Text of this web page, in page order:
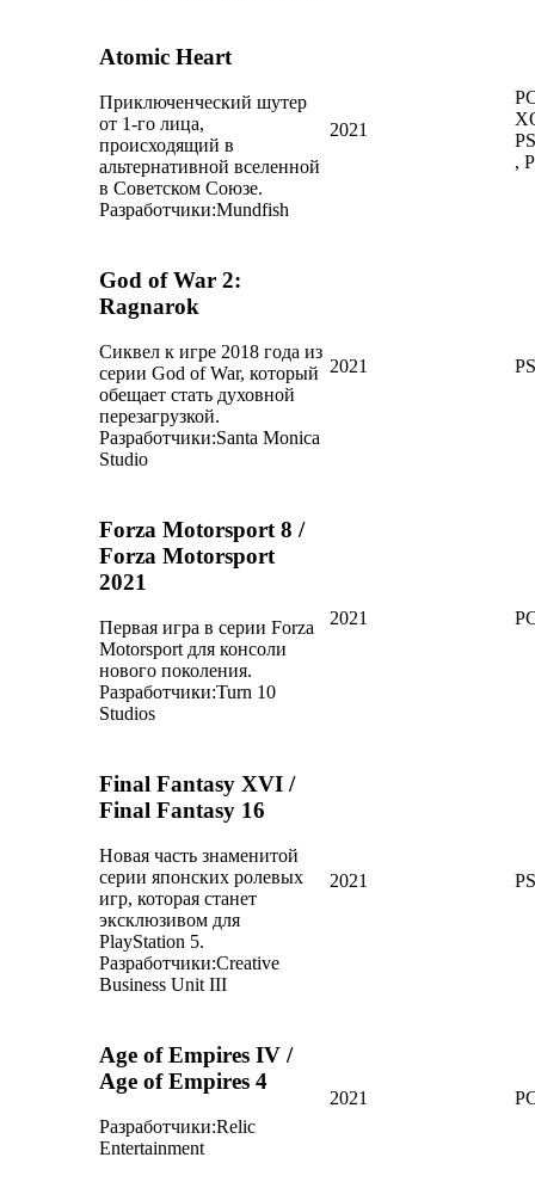
Atomic Heart
Приключенческий шутер
от 1-го лица,
происходящий в
альтернативной вселенной
в Советском Союзе.
Разработчики:Mundfish
2021
,
God of War 2:
Ragnarok
Сиквел к игре 2018 года из
серии God of War, который
обещает стать духовной
перезагрузкой.
Разработчики:Santa Monica
Studio
2021
Forza Motorsport 8 /
Forza Motorsport
2021
Первая игра в серии Forza
Motorsport для консоли
нового поколения.
Разработчики:Turn 10
Studios
2021
Final Fantasy XVI /
Final Fantasy 16
Новая часть знаменитой
серии японских ролевых
игр, которая станет
эксклюзивом для
PlayStation 5.
Разработчики:Creative
Business Unit III
2021
Age of Empires IV /
Age of Empires 4
Разработчики:Relic
Entertainment
2021